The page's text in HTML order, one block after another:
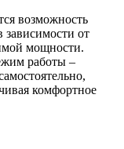
возможность
зависимости от
мощности.
работы –
комфортное